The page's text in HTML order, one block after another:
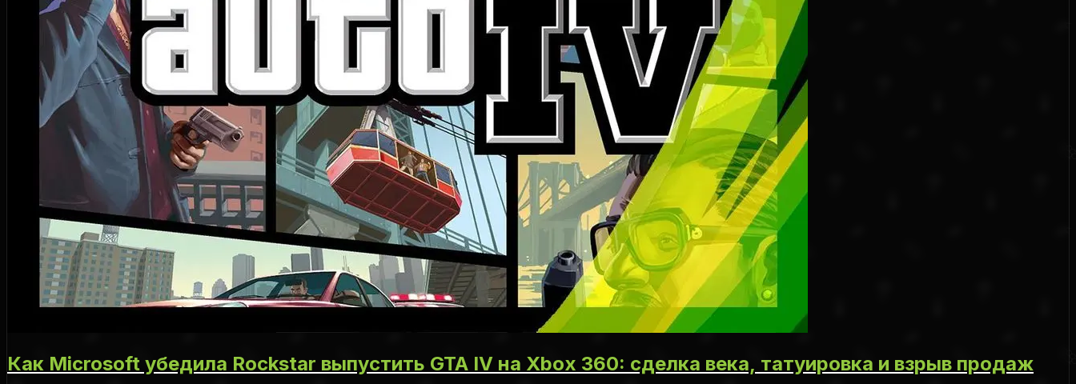
Как Microsoft убедила Rockstar выпустить GTA IV на Xbox 360: сделка века, татуировка и взрыв продаж